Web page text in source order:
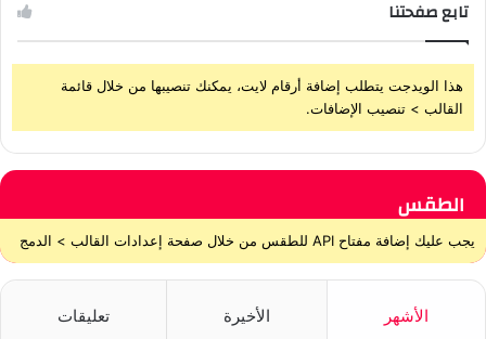
تابع صفحتنا
هذا الويدجت يتطلب إضافة أرقام لايت، يمكنك تنصيبها من خلال قائمة
القالب > تنصيب الإضافات.
الطقس
يجب عليك إضافة مفتاح API للطقس من خلال صفحة إعدادات القالب > الدمج
الأشهر الأخيرة تعليقات